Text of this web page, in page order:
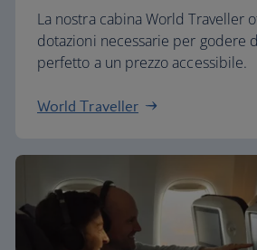
La nostra cabina World Traveller
dotazioni necessarie per godere
perfetto a un prezzo accessibile.
World Traveller